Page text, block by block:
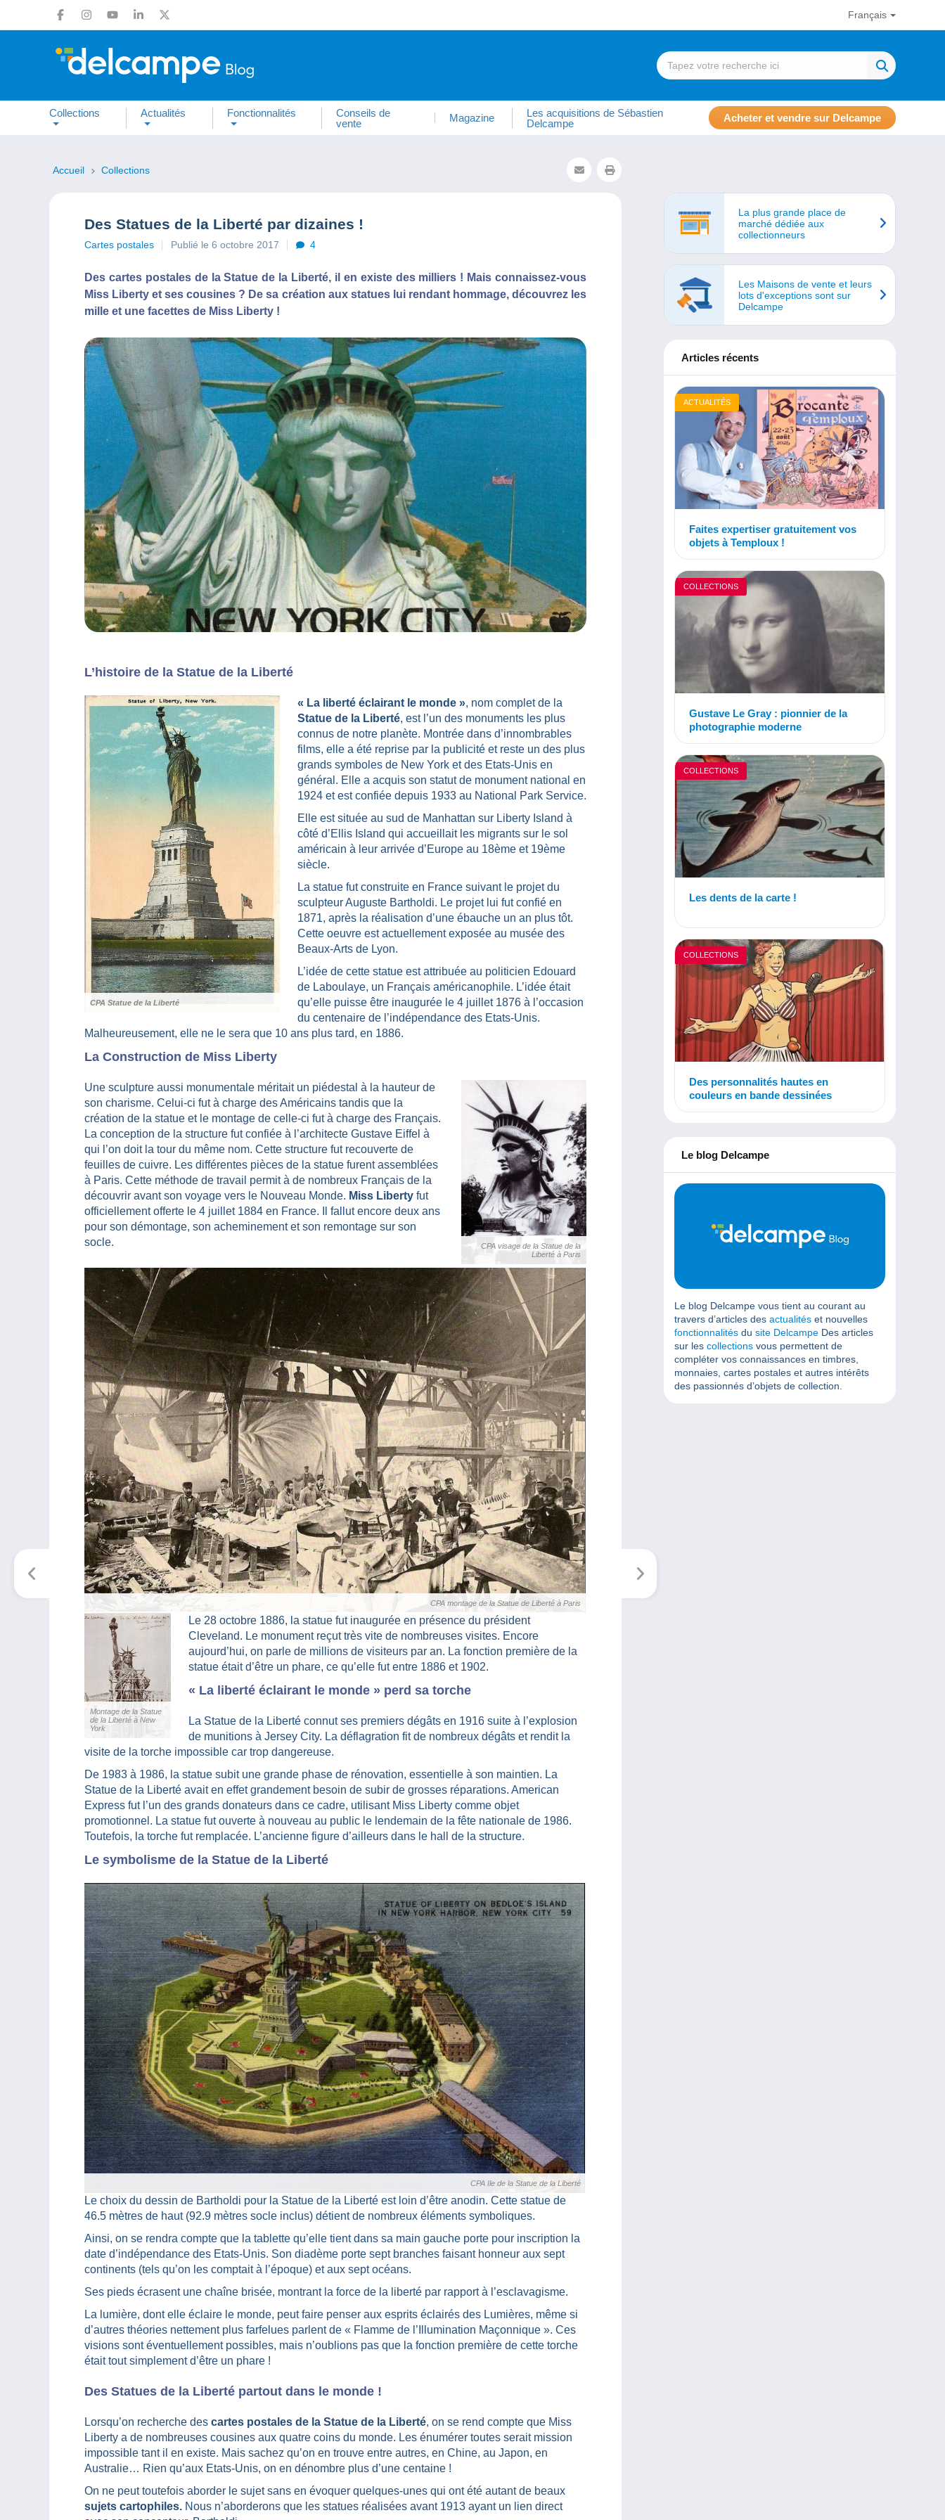
Français
Collections Actualités Fonctionnalités
Conseils de
vente
Magazine
Les acquisitions de Sébastien
Delcampe
Acheter et vendre sur Delcampe
Accueil Collections
Des Statues de la Liberté par dizaines !
Cartes postales Publié le 6 octobre 2017 4
Des cartes postales de la Statue de la Liberté, il en existe des milliers ! Mais connaissez-vous
Miss Liberty et ses cousines ? De sa création aux statues lui rendant hommage, découvrez les
mille et une facettes de Miss Liberty !
L’histoire de la Statue de la Liberté
CPA Statue de la Liberté
« La liberté éclairant le monde », nom complet de la
Statue de la Liberté, est l’un des monuments les plus
connus de notre planète. Montrée dans d’innombrables
films, elle a été reprise par la publicité et reste un des plus
grands symboles de New York et des Etats-Unis en
général. Elle a acquis son statut de monument national en
1924 et est confiée depuis 1933 au National Park Service.
Elle est située au sud de Manhattan sur Liberty Island à
côté d’Ellis Island qui accueillait les migrants sur le sol
américain à leur arrivée d’Europe au 18ème et 19ème
siècle.
La statue fut construite en France suivant le projet du
sculpteur Auguste Bartholdi. Le projet lui fut confié en
1871, après la réalisation d’une ébauche un an plus tôt.
Cette oeuvre est actuellement exposée au musée des
Beaux-Arts de Lyon.
L’idée de cette statue est attribuée au politicien Edouard
de Laboulaye, un Français américanophile. L’idée était
qu’elle puisse être inaugurée le 4 juillet 1876 à l’occasion
du centenaire de l’indépendance des Etats-Unis.
Malheureusement, elle ne le sera que 10 ans plus tard, en 1886.
La Construction de Miss Liberty
CPA visage de la Statue de la
Liberté à Paris
Une sculpture aussi monumentale méritait un piédestal à la hauteur de
son charisme. Celui-ci fut à charge des Américains tandis que la
création de la statue et le montage de celle-ci fut à charge des Français.
La conception de la structure fut confiée à l’architecte Gustave Eiffel à
qui l’on doit la tour du même nom. Cette structure fut recouverte de
feuilles de cuivre. Les différentes pièces de la statue furent assemblées
à Paris. Cette méthode de travail permit à de nombreux Français de la
découvrir avant son voyage vers le Nouveau Monde. Miss Liberty fut
officiellement offerte le 4 juillet 1884 en France. Il fallut encore deux ans
pour son démontage, son acheminement et son remontage sur son
socle.
CPA montage de la Statue de Liberté à Paris
Montage de la Statue
de la Liberté à New
York
Le 28 octobre 1886, la statue fut inaugurée en présence du président
Cleveland. Le monument reçut très vite de nombreuses visites. Encore
aujourd’hui, on parle de millions de visiteurs par an. La fonction première de la
statue était d’être un phare, ce qu’elle fut entre 1886 et 1902.
« La liberté éclairant le monde » perd sa torche
La Statue de la Liberté connut ses premiers dégâts en 1916 suite à l’explosion
de munitions à Jersey City. La déflagration fit de nombreux dégâts et rendit la
visite de la torche impossible car trop dangereuse.
De 1983 à 1986, la statue subit une grande phase de rénovation, essentielle à son maintien. La
Statue de la Liberté avait en effet grandement besoin de subir de grosses réparations. American
Express fut l’un des grands donateurs dans ce cadre, utilisant Miss Liberty comme objet
promotionnel. La statue fut ouverte à nouveau au public le lendemain de la fête nationale de 1986.
Toutefois, la torche fut remplacée. L’ancienne figure d’ailleurs dans le hall de la structure.
Le symbolisme de la Statue de la Liberté
CPA Ile de la Statue de la Liberté
Le choix du dessin de Bartholdi pour la Statue de la Liberté est loin d’être anodin. Cette statue de
46.5 mètres de haut (92.9 mètres socle inclus) détient de nombreux éléments symboliques.
Ainsi, on se rendra compte que la tablette qu’elle tient dans sa main gauche porte pour inscription la
date d’indépendance des Etats-Unis. Son diadème porte sept branches faisant honneur aux sept
continents (tels qu’on les comptait à l’époque) et aux sept océans.
Ses pieds écrasent une chaîne brisée, montrant la force de la liberté par rapport à l’esclavagisme.
La lumière, dont elle éclaire le monde, peut faire penser aux esprits éclairés des Lumières, même si
d’autres théories nettement plus farfelues parlent de « Flamme de l’Illumination Maçonnique ». Ces
visions sont éventuellement possibles, mais n’oublions pas que la fonction première de cette torche
était tout simplement d’être un phare !
Des Statues de la Liberté partout dans le monde !
Lorsqu’on recherche des cartes postales de la Statue de la Liberté, on se rend compte que Miss
Liberty a de nombreuses cousines aux quatre coins du monde. Les énumérer toutes serait mission
impossible tant il en existe. Mais sachez qu’on en trouve entre autres, en Chine, au Japon, en
Australie… Rien qu’aux Etats-Unis, on en dénombre plus d’une centaine !
On ne peut toutefois aborder le sujet sans en évoquer quelques-unes qui ont été autant de beaux
sujets cartophiles. Nous n’aborderons que les statues réalisées avant 1913 ayant un lien direct
La plus grande place de
marché dédiée aux
collectionneurs
Les Maisons de vente et leurs
lots d'exceptions sont sur
Delcampe
Articles récents
ACTUALITÉS
Faites expertiser gratuitement vos
objets à Temploux !
COLLECTIONS
Gustave Le Gray : pionnier de la
photographie moderne
COLLECTIONS
Les dents de la carte !
COLLECTIONS
Des personnalités hautes en
couleurs en bande dessinées
Le blog Delcampe
Le blog Delcampe vous tient au courant au
travers d’articles des actualités et nouvelles
fonctionnalités du site Delcampe Des articles
sur les collections vous permettent de
compléter vos connaissances en timbres,
monnaies, cartes postales et autres intérêts
des passionnés d’objets de collection.